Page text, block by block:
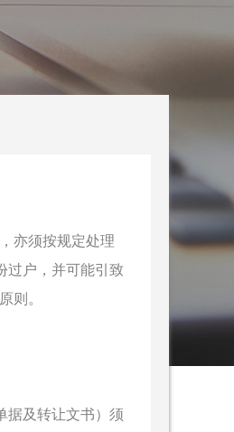
亦须按规定处理
过户，并可能引致
则。
据及转让文书）须